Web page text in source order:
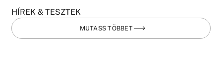
HÍREK & TESZTEK
MUTASS TÖBBET